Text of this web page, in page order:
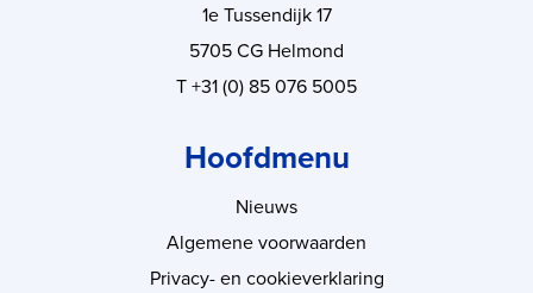
1e Tussendijk 17
5705 CG Helmond
T +31 (0) 85 076 5005
Hoofdmenu
Nieuws
Algemene voorwaarden
Privacy- en cookieverklaring